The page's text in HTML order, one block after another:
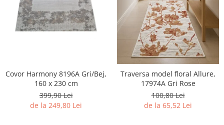
Covor Harmony 8196A Gri/Bej,
160 x 230 cm
399,90 Lei
de la 249,80 Lei
Traversa model floral Allure,
17974A Gri Rose
100,80 Lei
de la 65,52 Lei